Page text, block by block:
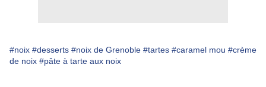
#noix #desserts #noix de Grenoble #tartes #caramel mou #crème
de noix #pâte à tarte aux noix